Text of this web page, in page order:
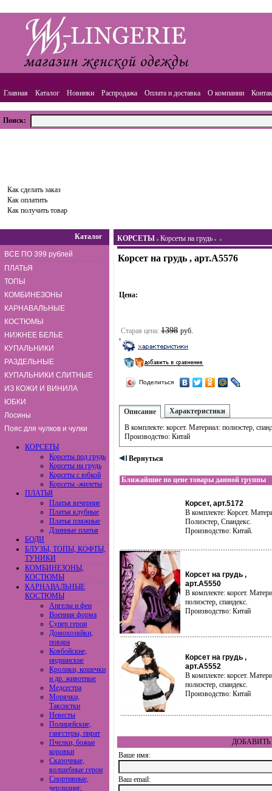
Главная Каталог Новинки Распродажа Оплата и доставка О компании
Поиск:
Как сделать заказ
Как оплатить
Как получить товар
Каталог
ВСЕ ПО 399 рублей
ПЛАТЬЯ
ТОПЫ
КОМБИНЕЗОНЫ
КАРНАВАЛЬНЫЕ
КОСТЮМЫ
НИЖНЕЕ БЕЛЬЕ
КУПАЛЬНИКИ
РАЗДЕЛЬНЫЕ
КУПАЛЬНИКИ СЛИТНЫЕ
ИЗ КОЖИ И ВИНИЛА
ЮБКИ
Лосины
Пояс для чулков и чулки
КОРСЕТЫ
Корсеты под грудь
Корсеты на грудь
Корсеты с юбкой
Корсеты -жилеты
ПЛАТЬЯ
Платья вечерние
Платья клубные
Платья пляжные
Длинные платья
БОДИ
БЛУЗЫ, ТОПЫ, КОФТЫ,
ТУНИКИ
КОМБИНЕЗОНЫ,
КОСТЮМЫ
КАРНАВАЛЬНЫЕ
КОСТЮМЫ
Ангелы и феи
Военная форма
Супер герои
Домохозяйки,
повара
Ковбойские,
индианские
Кролики, кошечки
и др. животные
Медсестра
Морячки,
Таксистки
Невесты
Полицейские,
гангстеры, пират
Пчелки, божьи
коровки
Сказочные,
волшебные герои
Спортивные,
черлидинг,
КОРСЕТЫ Корсеты на грудь
Корсет на грудь , арт.A5576
Цена:
Старая цена: 1398 руб.
Поделиться
Описание
Характеристики
В комплекте: корсет. Материал: полиэстер,
Производство: Китай
Вернуться
Ближайшие по цене товары данной группы
Корсет, арт.5172
В комплекте: Корсет.
Полиэстер, Спандекс.
Производство: Китай.
Корсет на грудь ,
арт.A5550
В комплекте: корсет.
полиэстер, спандекс.
Производство: Китай
Корсет на грудь ,
арт.A5552
В комплекте: корсет.
полиэстер, спандекс.
Производство: Китай
ДОБАВИТЬ
Ваше имя:
Ваш еmail: